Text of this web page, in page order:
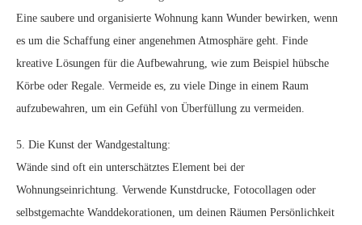
Eine saubere und organisierte Wohnung kann Wunder bewirken, wenn
es um die Schaffung einer angenehmen Atmosphäre geht. Finde
kreative Lösungen für die Aufbewahrung, wie zum Beispiel hübsche
Körbe oder Regale. Vermeide es, zu viele Dinge in einem Raum
aufzubewahren, um ein Gefühl von Überfüllung zu vermeiden.
5. Die Kunst der Wandgestaltung:
Wände sind oft ein unterschätztes Element bei der
Wohnungseinrichtung. Verwende Kunstdrucke, Fotocollagen oder
selbstgemachte Wanddekorationen, um deinen Räumen Persönlichkeit